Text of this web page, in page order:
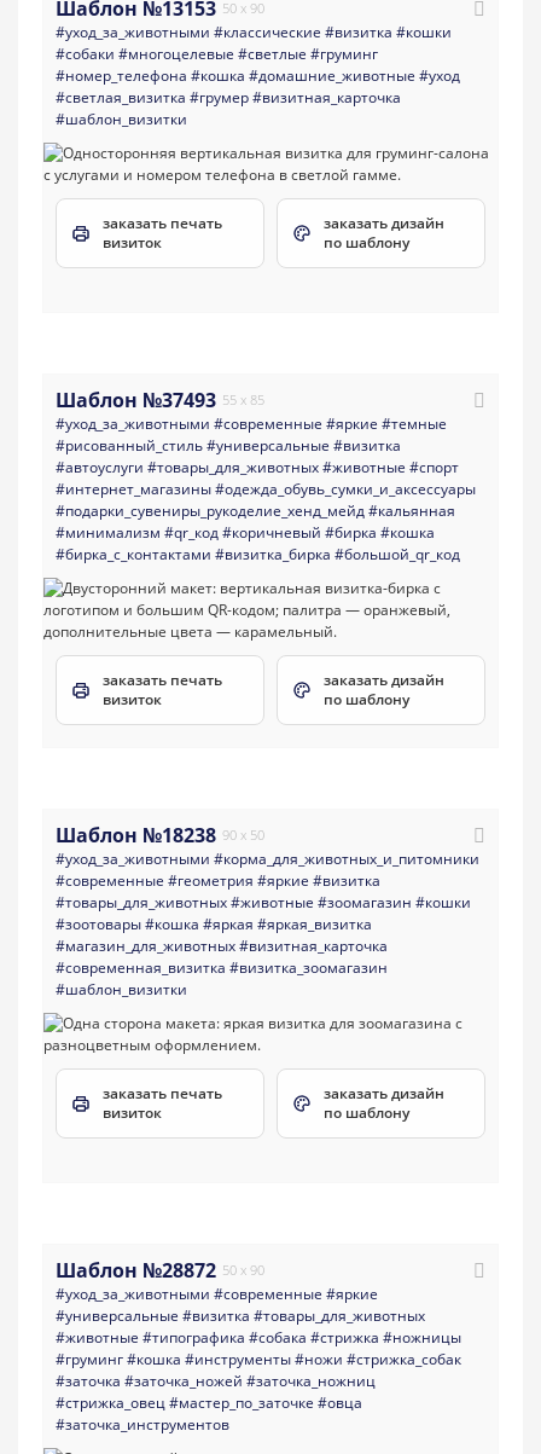
Шаблон №13153 50 x 90
#уход_за_животными #классические #визитка #кошки
#собаки #многоцелевые #светлые #груминг
#номер_телефона #кошка #домашние_животные #уход
#светлая_визитка #грумер#визитная_карточка
#шаблон_визитки
заказать печать
визиток
заказать дизайн
по шаблону
Шаблон №37493 55 x 85
#уход_за_животными #современные #яркие #темные
#рисованный_стиль#универсальные #визитка
#автоуслуги #товары_для_животных#животные #спорт
#интернет_магазины#одежда_обувь_сумки_и_аксессуары
#подарки_сувениры_рукоделие_хенд_мейд#кальянная
#минимализм #qr_код#коричневый #бирка #кошка
#бирка_с_контактами #визитка_бирка #большой_qr_код
заказать печать
визиток
заказать дизайн
по шаблону
Шаблон №18238 90 x 50
#уход_за_животными #корма_для_животных_и_питомники
#современные #геометрия #яркие #визитка
#товары_для_животных#животные #зоомагазин #кошки
#зоотовары#кошка #яркая #яркая_визитка
#магазин_для_животных#визитная_карточка
#современная_визитка #визитка_зоомагазин
#шаблон_визитки
заказать печать
визиток
заказать дизайн
по шаблону
Шаблон №28872 50 x 90
#уход_за_животными #современные #яркие
#универсальные #визитка #товары_для_животных
#животные #типографика #собака #стрижка #ножницы
#груминг#кошка #инструменты#ножи #стрижка_собак
#заточка #заточка_ножей #заточка_ножниц
#стрижка_овец#мастер_по_заточке #овца
#заточка_инструментов